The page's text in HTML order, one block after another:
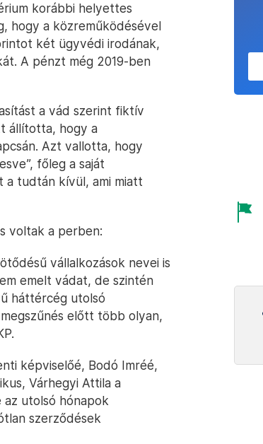
korábbi helyettes
hogy a közreműködésével
két ügyvédi irodának,
A pénzt még 2019-ben
a vád szerint fiktív
állította, hogy a
Azt vallotta, hogy
főleg a saját
tudtán kívül, ami miatt
voltak a perben:
vállalkozások nevei is
emelt vádat, de szintén
háttércég utolsó
előtt több olyan,
képviselőé, Bodó Imréé,
Várhegyi Attila a
utolsó hónapok
szerződések